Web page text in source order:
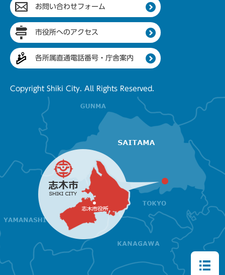
お問い合わせフォーム
市役所へのアクセス
各所属直通電話番号・庁舎案内
Copyright Shiki City. All Rights Reserved.